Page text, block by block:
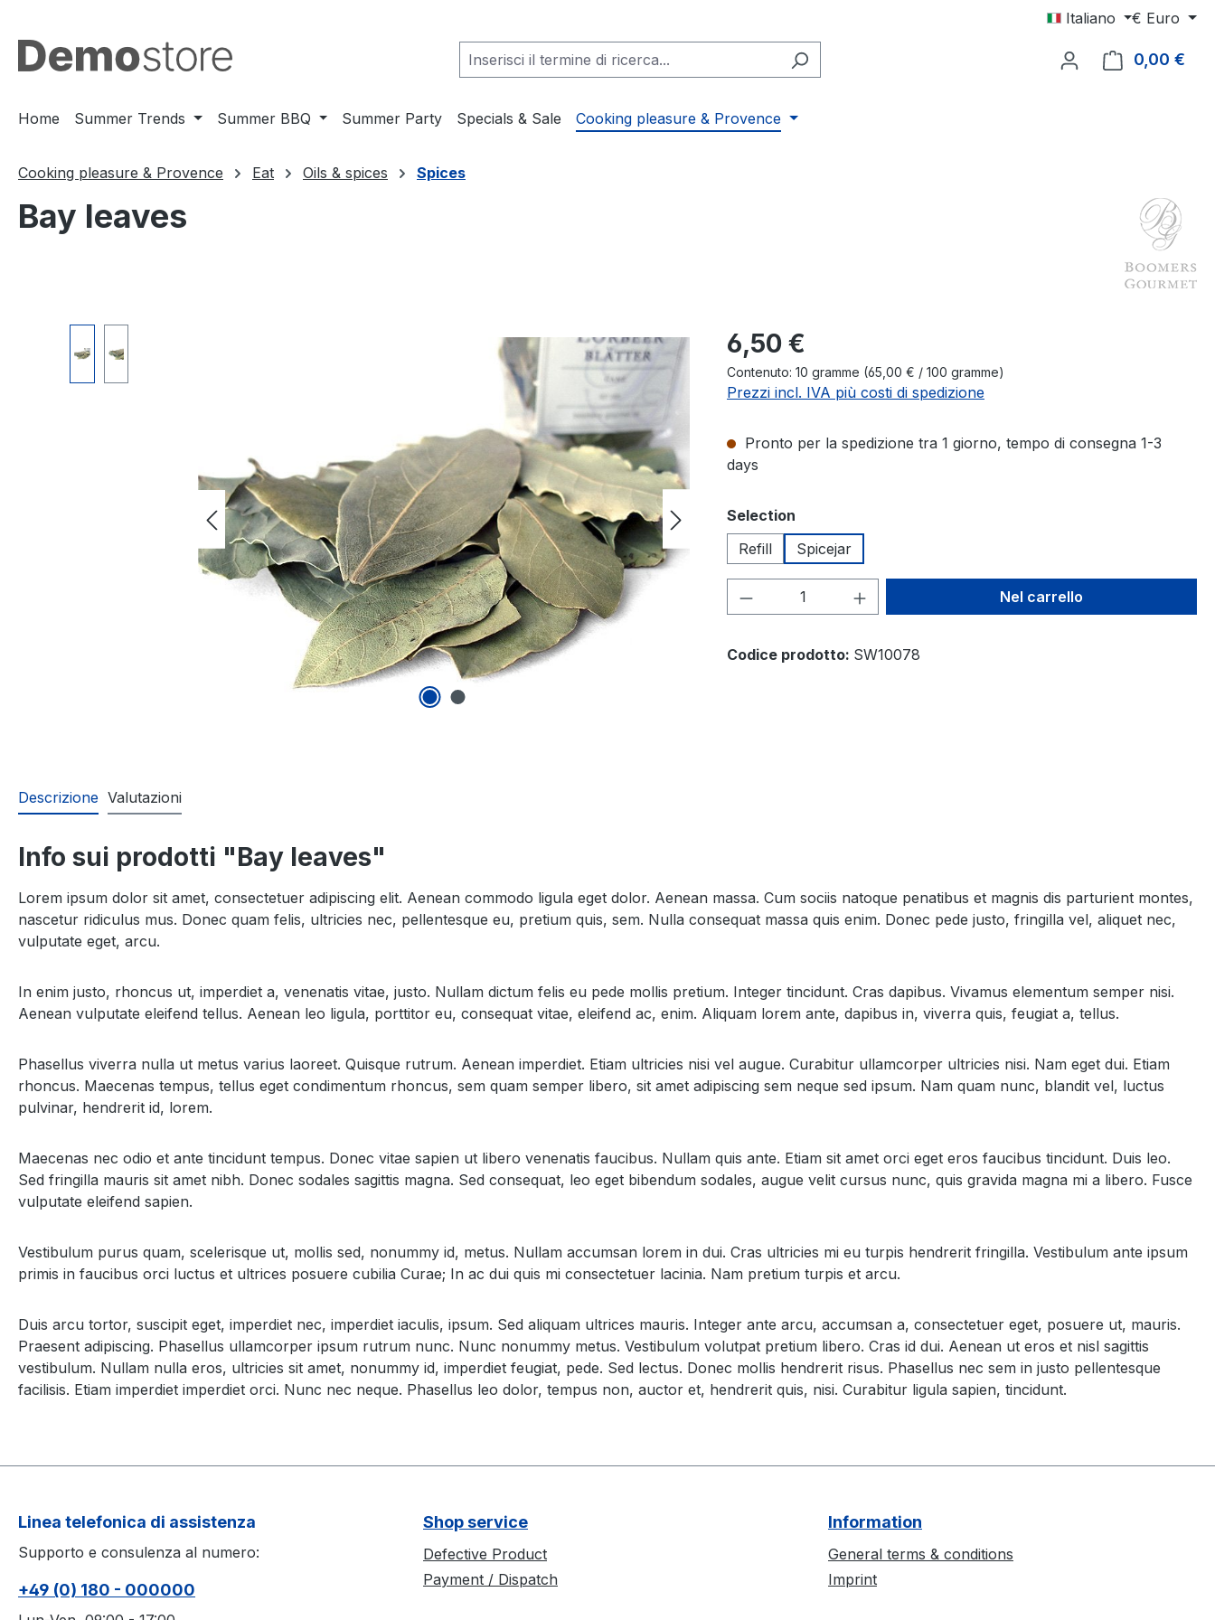
Italiano € Euro
0,00 €
Home Summer Trends Summer BBQ Summer Party Specials & Sale Cooking pleasure & Provence
Cooking pleasure & Provence Eat Oils & spices Spices
Bay leaves
Prezzo normale:
6,50 €
Contenuto: 10 gramme (65,00 € / 100 gramme)
Prezzi incl. IVA più costi di spedizione
Pronto per la spedizione tra 1 giorno, tempo di consegna 1-3
days
Seleziona
Selection
Refill
Spicejar
Quantità del prodotto: inserisci la quantità
Nel carrello
Codice prodotto: SW10078
Descrizione Valutazioni
Info sui prodotti "Bay leaves"
Lorem ipsum dolor sit amet, consectetuer adipiscing elit. Aenean commodo ligula eget dolor. Aenean massa. Cum sociis natoque penatibus et magnis dis parturient montes,
nascetur ridiculus mus. Donec quam felis, ultricies nec, pellentesque eu, pretium quis, sem. Nulla consequat massa quis enim. Donec pede justo, fringilla vel, aliquet nec,
vulputate eget, arcu.
In enim justo, rhoncus ut, imperdiet a, venenatis vitae, justo. Nullam dictum felis eu pede mollis pretium. Integer tincidunt. Cras dapibus. Vivamus elementum semper nisi.
Aenean vulputate eleifend tellus. Aenean leo ligula, porttitor eu, consequat vitae, eleifend ac, enim. Aliquam lorem ante, dapibus in, viverra quis, feugiat a, tellus.
Phasellus viverra nulla ut metus varius laoreet. Quisque rutrum. Aenean imperdiet. Etiam ultricies nisi vel augue. Curabitur ullamcorper ultricies nisi. Nam eget dui. Etiam
rhoncus. Maecenas tempus, tellus eget condimentum rhoncus, sem quam semper libero, sit amet adipiscing sem neque sed ipsum. Nam quam nunc, blandit vel, luctus
pulvinar, hendrerit id, lorem.
Maecenas nec odio et ante tincidunt tempus. Donec vitae sapien ut libero venenatis faucibus. Nullam quis ante. Etiam sit amet orci eget eros faucibus tincidunt. Duis leo.
Sed fringilla mauris sit amet nibh. Donec sodales sagittis magna. Sed consequat, leo eget bibendum sodales, augue velit cursus nunc, quis gravida magna mi a libero. Fusce
vulputate eleifend sapien.
Vestibulum purus quam, scelerisque ut, mollis sed, nonummy id, metus. Nullam accumsan lorem in dui. Cras ultricies mi eu turpis hendrerit fringilla. Vestibulum ante ipsum
primis in faucibus orci luctus et ultrices posuere cubilia Curae; In ac dui quis mi consectetuer lacinia. Nam pretium turpis et arcu.
Duis arcu tortor, suscipit eget, imperdiet nec, imperdiet iaculis, ipsum. Sed aliquam ultrices mauris. Integer ante arcu, accumsan a, consectetuer eget, posuere ut, mauris.
Praesent adipiscing. Phasellus ullamcorper ipsum rutrum nunc. Nunc nonummy metus. Vestibulum volutpat pretium libero. Cras id dui. Aenean ut eros et nisl sagittis
vestibulum. Nullam nulla eros, ultricies sit amet, nonummy id, imperdiet feugiat, pede. Sed lectus. Donec mollis hendrerit risus. Phasellus nec sem in justo pellentesque
facilisis. Etiam imperdiet imperdiet orci. Nunc nec neque. Phasellus leo dolor, tempus non, auctor et, hendrerit quis, nisi. Curabitur ligula sapien, tincidunt.
Linea telefonica di assistenza
Supporto e consulenza al numero:
+49 (0) 180 - 000000
Shop service
Defective Product
Payment / Dispatch
Information
General terms & conditions
Imprint